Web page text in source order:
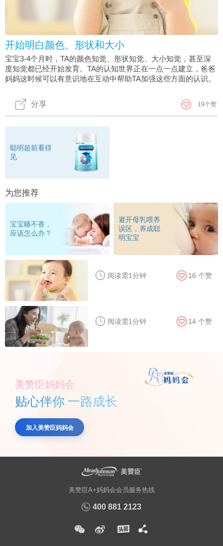
开始明白颜色、形状和大小
宝宝3-4个月时，TA的颜色知觉、形状知觉、大小知觉，甚至深
度知觉都已经开始发育。TA的认知世界正在一点一点建立，爸爸
妈妈这时候可以有意识地在互动中帮助TA加强这些方面的认识。
分享 19个赞
聪明超前看得
见
为您推荐
宝宝睡不香，
应该怎么办？
避开母乳喂养
误区，养成聪
明宝宝
阅读需1分钟 16 个赞
阅读需1分钟 14个赞
美赞臣妈妈会
贴心伴你 一路成长
加入美赞臣妈妈会
美赞臣A+妈妈会会员服务热线
400 881 2123